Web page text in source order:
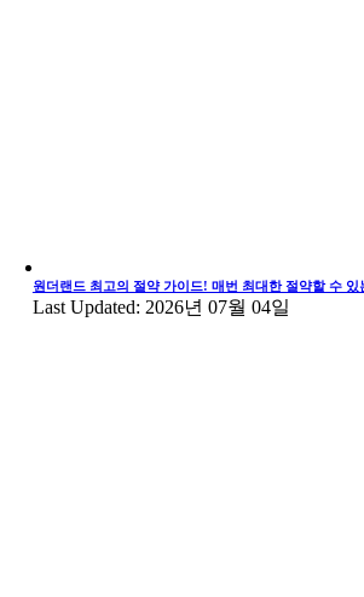
원더랜드 최고의 절약 가이드! 매번 최대한 절약할 수 있
Last Updated: 2026년 07월 04일